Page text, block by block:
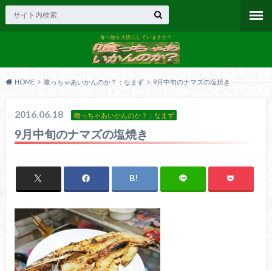
食べ物を大切にしていますか？
HOME 喰っちゃあいかんのか？：なまず 9月中旬のナマズの塩焼き
2016.06.18 喰っちゃあいかんのか？：なまず
9月中旬のナマズの塩焼き